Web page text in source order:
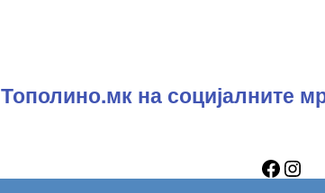
Тополино.мк на социјалните